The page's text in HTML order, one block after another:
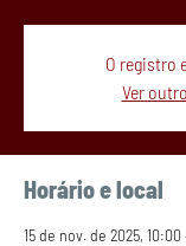
O registro
Ver
Horário e local
15 de nov. de 2025, 10:00